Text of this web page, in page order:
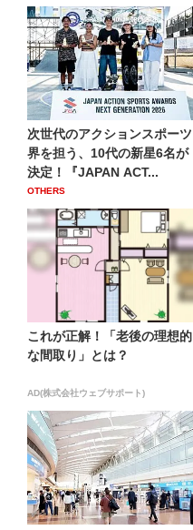
次世代のアクションスポーツ
界を担う、10代の新星6名が
決定！『JAPAN ACT...
OTHERS
これが正解！「老後の理想的
な間取り」とは？
AD(株式会社ウェブサポート)